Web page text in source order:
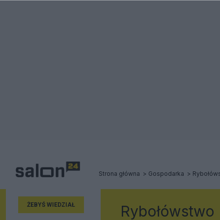
Strona główna Gospodarka
ŻEBYŚ WIEDZIAŁ Rybołówstwo